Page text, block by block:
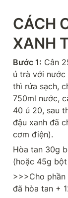
CÁCH
XANH
Bước 1: Cân
ủ trà với nước
thì rửa sạch,
750ml nước,
40 ủ 20, sau
đậu xanh đã
cơm điện).
Hòa tan 30g
(hoặc 45g
>>>Cho
đã hòa tan +